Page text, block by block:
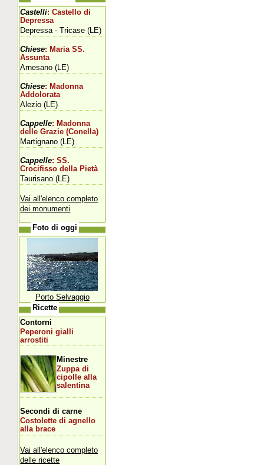
Castelli: Castello di
Depressa
Depressa - Tricase (LE)
Chiese: Maria SS.
Assunta
Arnesano (LE)
Chiese: Madonna
Addolorata
Alezio (LE)
Cappelle: Madonna
delle Grazie (Conella)
Martignano (LE)
Cappelle: SS.
Crocifisso della Pietà
Taurisano (LE)
Vai all'elenco completo
dei monumenti
Foto di oggi
Porto Selvaggio
Ricette
Contorni
Peperoni gialli
arrostiti
Minestre
Zuppa di
cipolle alla
salentina
Secondi di carne
Costolette di agnello
alla brace
Vai all'elenco completo
delle ricette